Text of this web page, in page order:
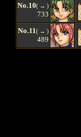
No.10( → )
733
No.11( → )
489